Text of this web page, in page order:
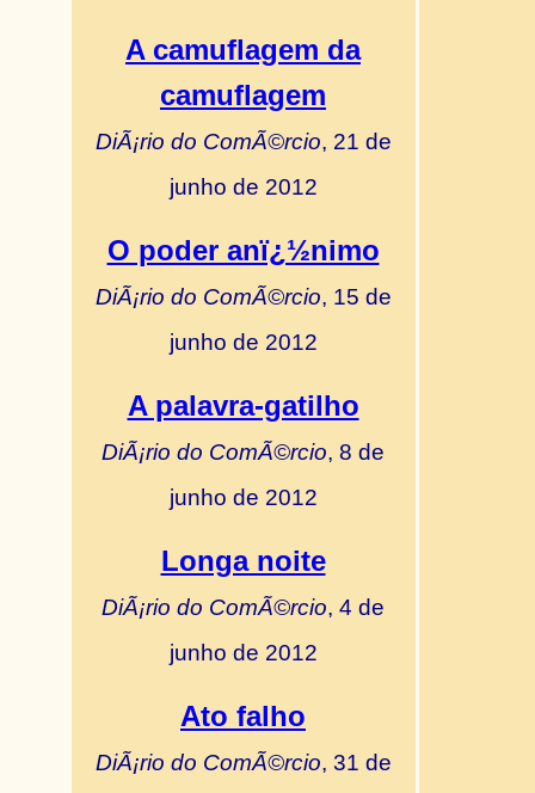
A camuflagem da
camuflagem
DiÃ¡rio do ComÃ©rcio, 21 de
junho de 2012
O poder anï¿½nimo
DiÃ¡rio do ComÃ©rcio, 15 de
junho de 2012
A palavra-gatilho
DiÃ¡rio do ComÃ©rcio, 8 de
junho de 2012
Longa noite
DiÃ¡rio do ComÃ©rcio, 4 de
junho de 2012
Ato falho
DiÃ¡rio do ComÃ©rcio, 31 de